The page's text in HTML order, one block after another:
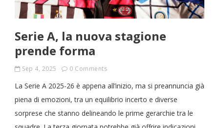
Serie A, la nuova stagione
prende forma
Sep 4, 2025 0 Comments
La Serie A 2025-26 è appena all’inizio, ma si preannuncia già
piena di emozioni, tra un equilibrio incerto e diverse
sorprese che stanno delineando le prime gerarchie tra le